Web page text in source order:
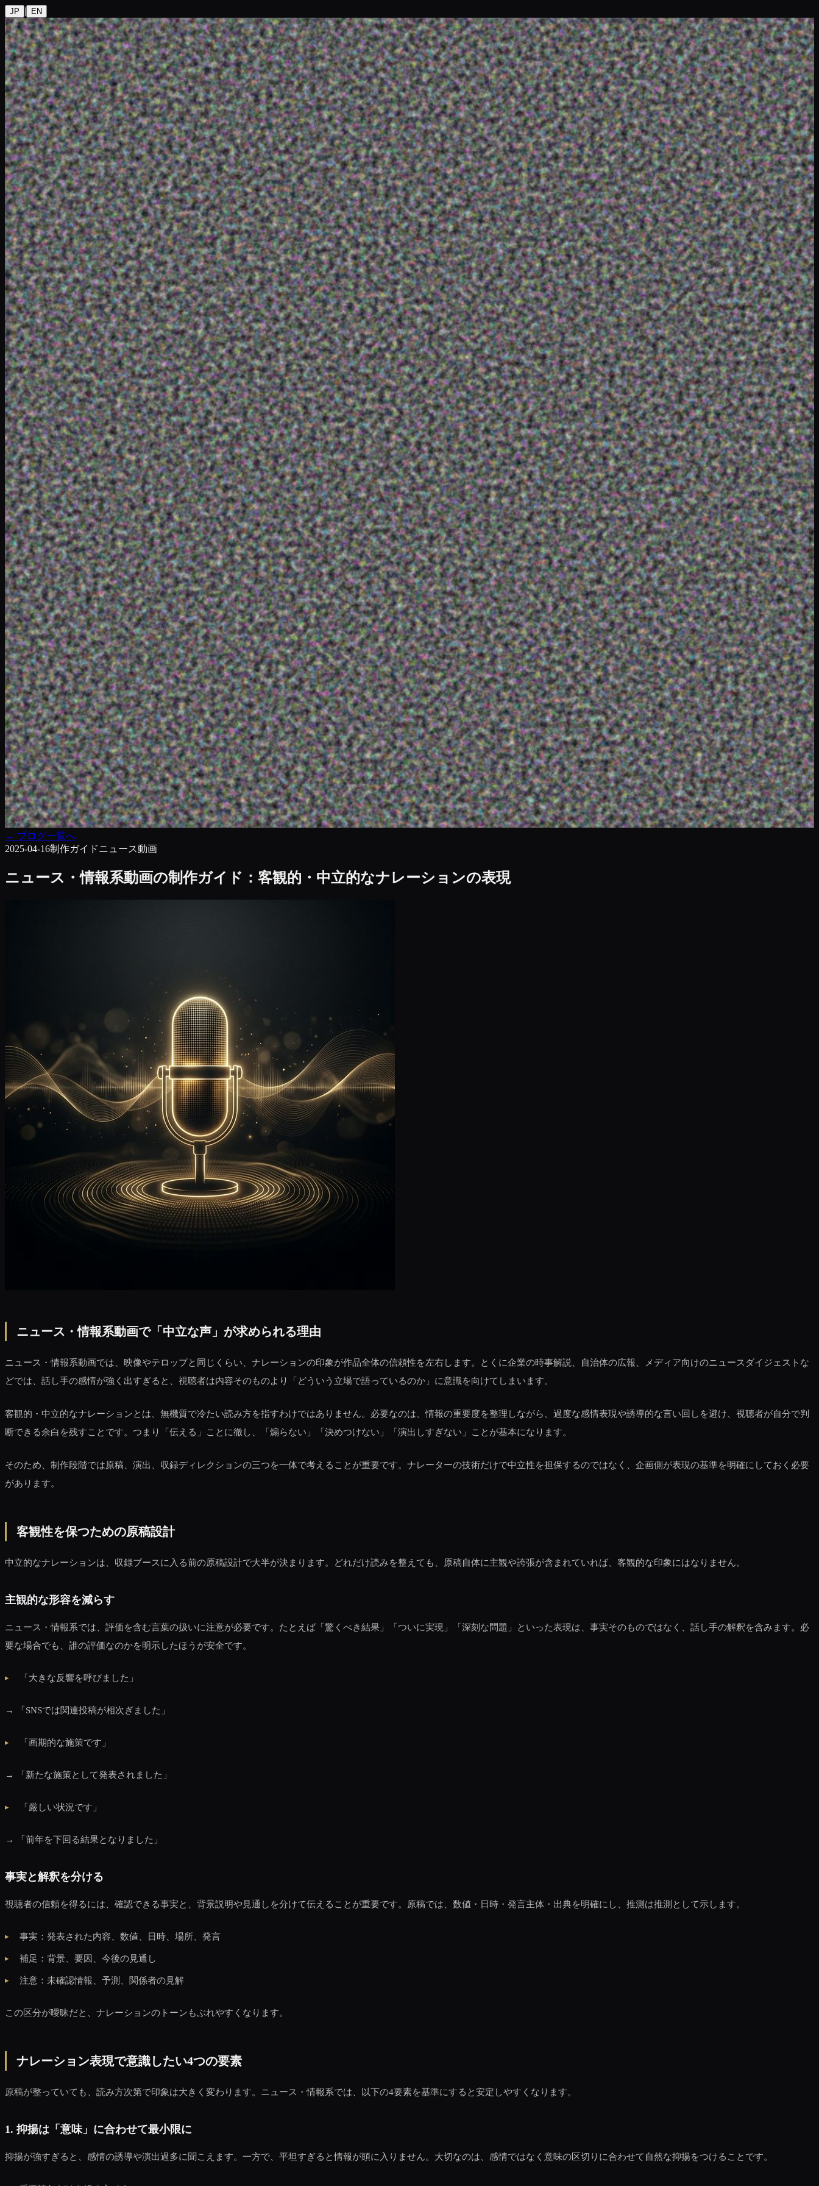
JP | EN
← ブログ一覧へ
2025-04-16制作ガイドニュース動画
ニュース・情報系動画の制作ガイド：客観的・中立的なナレーションの表現
ニュース・情報系動画で「中立な声」が求められる理由
ニュース・情報系動画では、映像やテロップと同じくらい、ナレーションの印象が作品全体の信頼性を左右します。とくに企業の時事解説、自治体の広報、メディア向けのニュースダイジェストな
どでは、話し手の感情が強く出すぎると、視聴者は内容そのものより「どういう立場で語っているのか」に意識を向けてしまいます。
客観的・中立的なナレーションとは、無機質で冷たい読み方を指すわけではありません。必要なのは、情報の重要度を整理しながら、過度な感情表現や誘導的な言い回しを避け、視聴者が自分で判
断できる余白を残すことです。つまり「伝える」ことに徹し、「煽らない」「決めつけない」「演出しすぎない」ことが基本になります。
そのため、制作段階では原稿、演出、収録ディレクションの三つを一体で考えることが重要です。ナレーターの技術だけで中立性を担保するのではなく、企画側が表現の基準を明確にしておく必要
があります。
客観性を保つための原稿設計
中立的なナレーションは、収録ブースに入る前の原稿設計で大半が決まります。どれだけ読みを整えても、原稿自体に主観や誇張が含まれていれば、客観的な印象にはなりません。
主観的な形容を減らす
ニュース・情報系では、評価を含む言葉の扱いに注意が必要です。たとえば「驚くべき結果」「ついに実現」「深刻な問題」といった表現は、事実そのものではなく、話し手の解釈を含みます。必
要な場合でも、誰の評価なのかを明示したほうが安全です。
「大きな反響を呼びました」
→ 「SNSでは関連投稿が相次ぎました」
「画期的な施策です」
→ 「新たな施策として発表されました」
「厳しい状況です」
→ 「前年を下回る結果となりました」
事実と解釈を分ける
視聴者の信頼を得るには、確認できる事実と、背景説明や見通しを分けて伝えることが重要です。原稿では、数値・日時・発言主体・出典を明確にし、推測は推測として示します。
事実：発表された内容、数値、日時、場所、発言
補足：背景、要因、今後の見通し
注意：未確認情報、予測、関係者の見解
この区分が曖昧だと、ナレーションのトーンもぶれやすくなります。
ナレーション表現で意識したい4つの要素
原稿が整っていても、読み方次第で印象は大きく変わります。ニュース・情報系では、以下の4要素を基準にすると安定しやすくなります。
1. 抑揚は「意味」に合わせて最小限に
抑揚が強すぎると、感情の誘導や演出過多に聞こえます。一方で、平坦すぎると情報が頭に入りません。大切なのは、感情ではなく意味の区切りに合わせて自然な抑揚をつけることです。